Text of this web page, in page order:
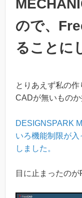
ので、
ることに
とりあえず私の
CADが無いものか
DESIGNSPARK
いろ機能制限が
しました。
目に止まったのが